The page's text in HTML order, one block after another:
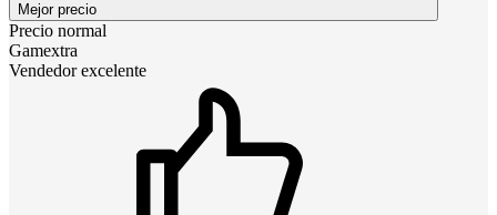
Mejor precio
Precio normal
Gamextra
Vendedor excelente